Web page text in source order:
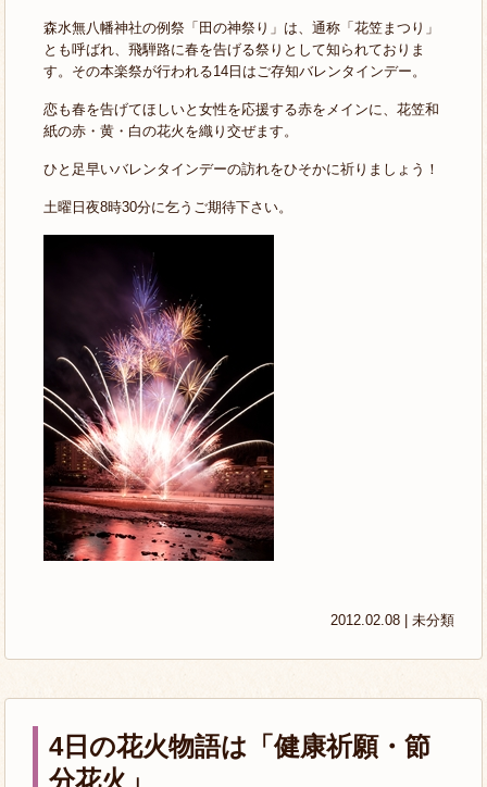
森水無八幡神社の例祭「田の神祭り」は、通称「花笠まつり」
とも呼ばれ、飛騨路に春を告げる祭りとして知られておりま
す。その本楽祭が行われる14日はご存知バレンタインデー。
恋も春を告げてほしいと女性を応援する赤をメインに、花笠和
紙の赤・黄・白の花火を織り交ぜます。
ひと足早いバレンタインデーの訪れをひそかに祈りましょう！
土曜日夜8時30分に乞うご期待下さい。
2012.02.08 | 未分類
4日の花火物語は「健康祈願・節
分花火」